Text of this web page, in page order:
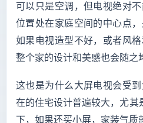
可以只是空调，但电视绝对
位置处在家庭空间的中心点，
如果电视造型不好，或者风
整个家的设计和美感也会随之
这也是为什么大屏电视会受
在的住宅设计普遍较大，尤其
下，如果还买小屏，家装气质